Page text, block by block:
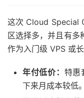
这次 Cloud Special
区选择多，并且有多
作为入门级 VPS 或
年付低价： 特惠
下来月成本较低。